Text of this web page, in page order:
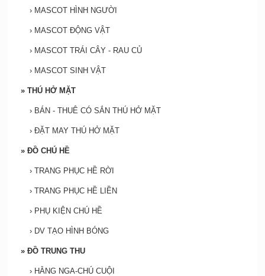
› MASCOT HÌNH NGƯỜI
› MASCOT ĐỘNG VẬT
› MASCOT TRÁI CÂY - RAU CỦ
› MASCOT SINH VẬT
» THÚ HỞ MẶT
› BÁN - THUÊ CÓ SẮN THÚ HỞ MẶT
› ĐẶT MAY THÚ HỞ MẶT
» ĐỒ CHÚ HỀ
› TRANG PHỤC HỀ RỜI
› TRANG PHỤC HỀ LIỀN
› PHỤ KIỆN CHÚ HỀ
› DV TẠO HÌNH BÓNG
» ĐỒ TRUNG THU
› HẰNG NGA-CHÚ CUỘI